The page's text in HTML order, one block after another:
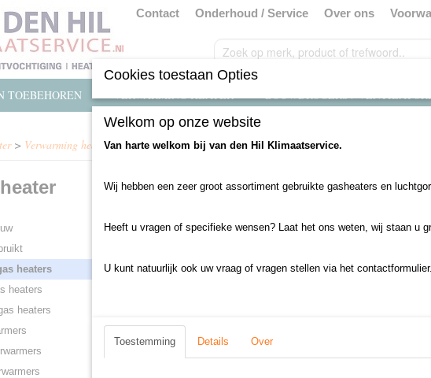
Contact Onderhoud / Service Over ons
TOEBEHOREN VERWARMING HEATER BOUWDROGERS /
> Verwarming heater gebruikt>10 tot 29 Kw Aardgas heaters
heaters
heaters
heaters
Sorteer op:
Cookies toestaan Opties
Welkom op onze website
Van harte welkom bij van den Hil Klimaatservice.
Wij hebben een zeer groot assortiment gebruikte gasheaters en
Heeft u vragen of specifieke wensen? Laat het ons weten, wij staan u
U kunt natuurlijk ook uw vraag of vragen stellen via het contactformulier.
Toestemming Details Over